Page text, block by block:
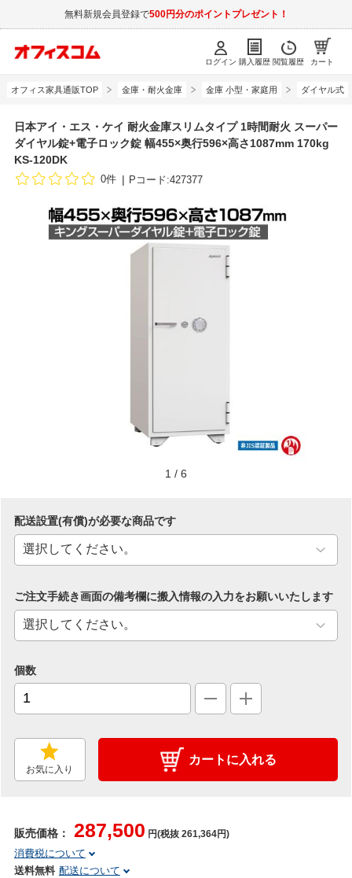
無料新規会員登録で500円分のポイントプレゼント！
ログイン 購入履歴 閲覧履歴 カート
オフィス家具通販TOP 金庫・耐火金庫 金庫 小型・家庭用 ダイヤル式
日本アイ・エス・ケイ 耐火金庫スリムタイプ 1時間耐火 スーパー
ダイヤル錠+電子ロック錠 幅455×奥行596×高さ1087mm 170kg
KS-120DK
0件 Pコード:427377
1 / 6
配送設置(有償)が必要な商品です
ご注文手続き画面の備考欄に搬入情報の入力をお願いいたします
個数
お気に入り
カートに入れる
販売価格： 287,500 円(税抜 261,364円)
消費税について
送料無料 配送について